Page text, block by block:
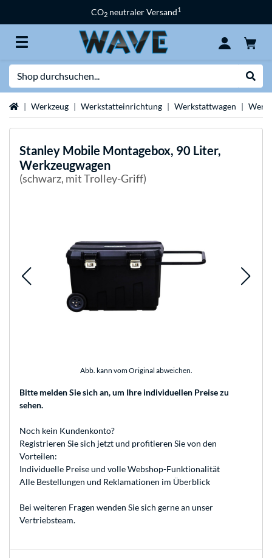
CO2 neutraler Versand1
StartseiteWerkzeug Werkstatteinrichtung Werkstattwagen
Stanley Mobile Montagebox, 90 Liter,
Werkzeugwagen
(schwarz, mit Trolley-Griff)
Abb. kann vom Original abweichen.
Bitte melden Sie sich an, um Ihre individuellen Preise zu
sehen.
Noch kein Kundenkonto?
Registrieren Sie sich jetzt und profitieren Sie von den
Vorteilen:
Individuelle Preise und volle Webshop-Funktionalität
Alle Bestellungen und Reklamationen im Überblick
Bei weiteren Fragen wenden Sie sich gerne an unser
Vertriebsteam.